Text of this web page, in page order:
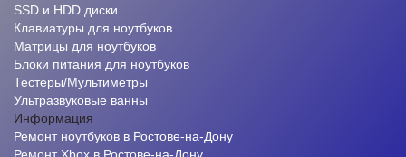
SSD и HDD диски
Клавиатуры для ноутбуков
Матрицы для ноутбуков
Блоки питания для ноутбуков
Тестеры/Мультиметры
Ультразвуковые ванны
Информация
Ремонт ноутбуков в Ростове-на-Дону